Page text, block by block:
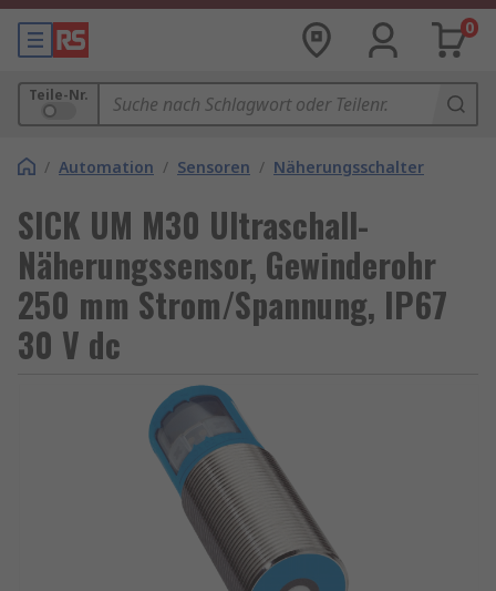
0
Teile-Nr.
/ Automation / Sensoren / Näherungsschalter
SICK UM M30 Ultraschall-
Näherungssensor, Gewinderohr
250 mm Strom/Spannung, IP67
30 V dc